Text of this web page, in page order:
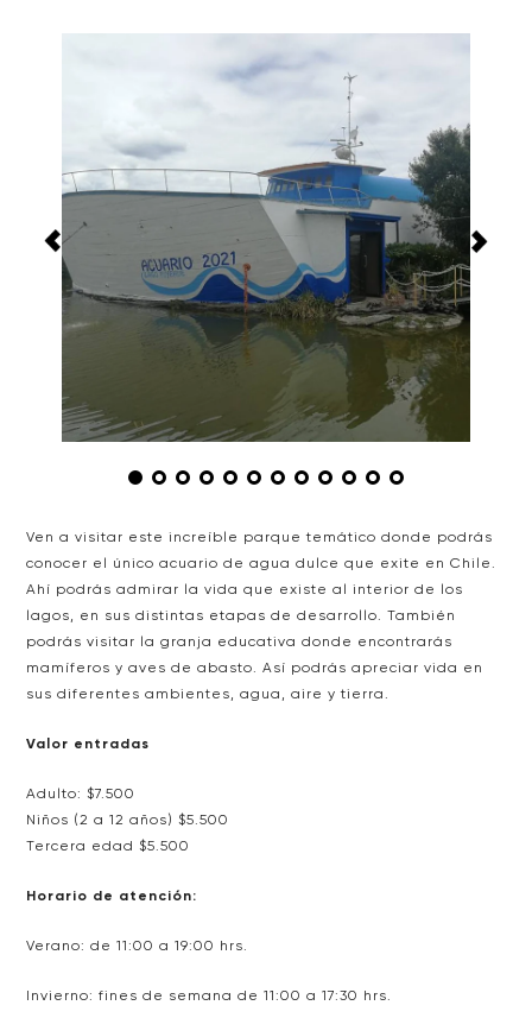
Ven a visitar este increíble parque temático donde podrás
conocer el único acuario de agua dulce que exite en Chile.
Ahí podrás admirar la vida que existe al interior de los
lagos, en sus distintas etapas de desarrollo. También
podrás visitar la granja educativa donde encontrarás
mamíferos y aves de abasto. Así podrás apreciar vida en
sus diferentes ambientes, agua, aire y tierra.
Valor entradas
Adulto: $7.500
Niños (2 a 12 años) $5.500
Tercera edad $5.500
Horario de atención:
Verano: de 11:00 a 19:00 hrs.
Invierno: fines de semana de 11:00 a 17:30 hrs.